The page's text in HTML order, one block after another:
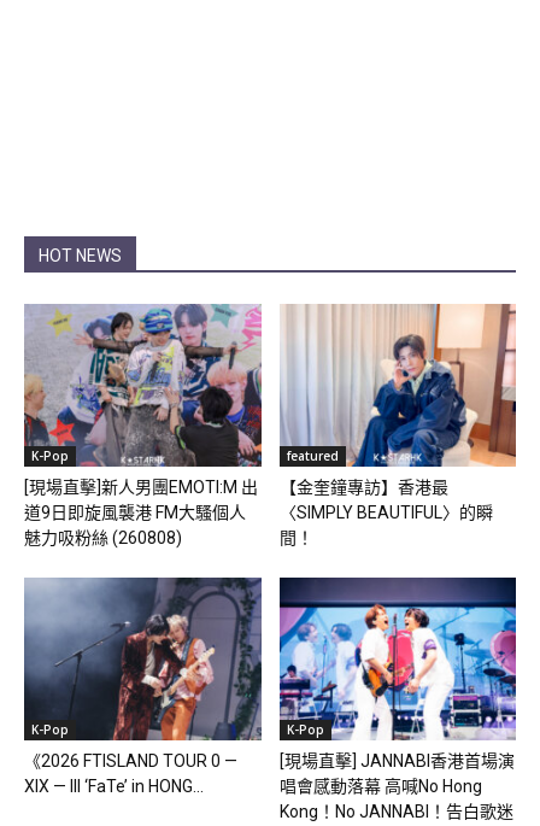
HOT NEWS
K-Pop
[現場直擊]新人男團EMOTI:M 出
道9日即旋風襲港 FM大騷個人
魅力吸粉絲 (260808)
featured
【金奎鐘專訪】香港最
〈SIMPLY BEAUTIFUL〉的瞬
間！
K-Pop
《2026 FTISLAND TOUR 0 —
XIX — III ‘FaTe’ in HONG...
K-Pop
[現場直擊] JANNABI香港首場演
唱會感動落幕 高喊No Hong
Kong！No JANNABI！告白歌迷